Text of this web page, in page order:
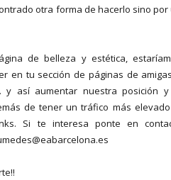
otra forma de hacerlo sino por
de belleza y estética,
en tu sección de páginas de
y así aumentar nuestra posición
de tener un tráfico más
Si te interesa ponte en